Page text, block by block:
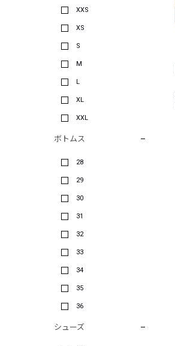
XXS
XS
S
M
L
XL
XXL
ボトムス
28
29
30
31
32
33
34
35
36
シューズ